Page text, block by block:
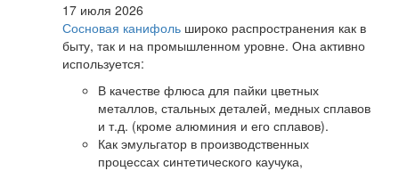
17 июля 2026
Сосновая канифоль широко распространения как в
быту, так и на промышленном уровне. Она активно
используется:
В качестве флюса для пайки цветных
металлов, стальных деталей, медных сплавов
и т.д. (кроме алюминия и его сплавов).
Как эмульгатор в производственных
процессах синтетического каучука,